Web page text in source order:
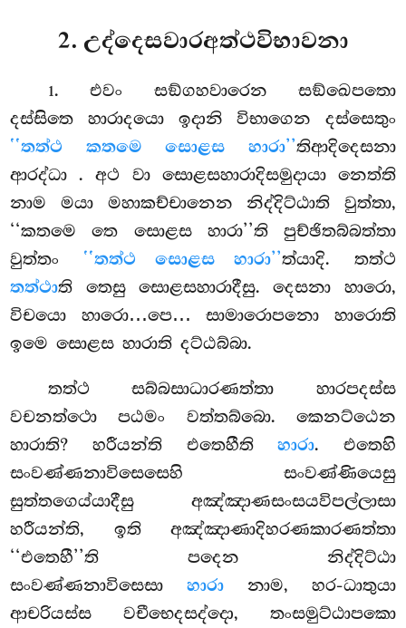
2. උද්දෙසවාරඅත්ථවිභාවනා
1. එවං සඞ්ගහවාරෙන සඞ්ඛෙපතො
දස්සිතෙ හාරාදයො ඉදානි විභාගෙන දස්සෙතුං
‘‘තත්ථ කතමෙ සොළස හාරා’’තිආදිදෙසනා
ආරද්ධා. අථ වා සොළසහාරාදිසමුදායා නෙත්ති
නාම මයා මහාකච්චානෙන නිද්දිට්ඨාති වුත්තා,
‘‘කතමෙ තෙ සොළස හාරා’’ති පුච්ඡිතබ්බත්තා
වුත්තං ‘‘තත්ථ සොළස හාරා’’ත්යාදි. තත්ථ
තත්ථාති තෙසු සොළසහාරාදීසු. දෙසනා හාරො,
විචයො හාරො…පෙ… සාමාරොපනො හාරොති
ඉමෙ සොළස හාරාති දට්ඨබ්බා.
තත්ථ සබ්බසාධාරණත්තා හාරපදස්ස
වචනත්ථො පඨමං වත්තබ්බො. කෙනට්ඨෙන
හාරාති? හරීයන්ති එතෙහීතිහාරා. එතෙහි
සංවණ්ණනාවිසෙසෙහි සංවණ්ණියෙසු
සුත්තගෙය්යාදීසු අඤ්ඤාණසංසයවිපල්ලාසා
හරීයන්ති, ඉති අඤ්ඤාණාදිහරණකාරණත්තා
‘‘එතෙහී’’ති පදෙන නිද්දිට්ඨා
සංවණ්ණනාවිසෙසාහාරා නාම, හර-ධාතුයා
ආචරියස්ස වචීභෙදසද්දො, තංසමුට්ඨාපකො